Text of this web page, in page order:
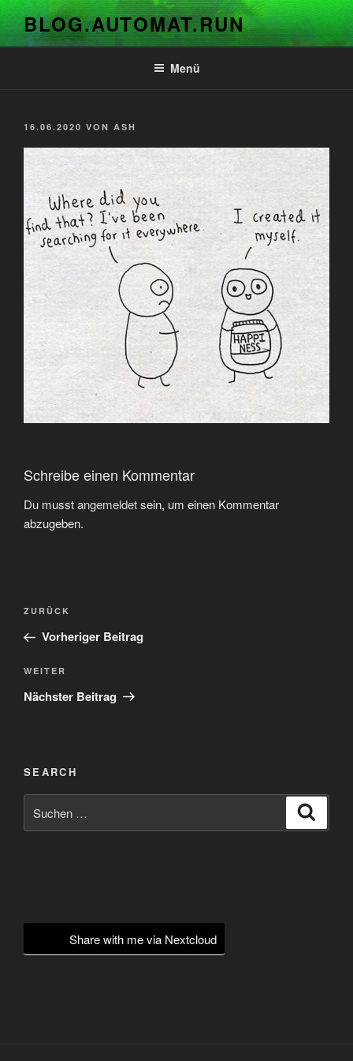
Zum
Inhalt
springen
BLOG.AUTOMAT.RUN
Menü
VERÖFFENTLICHT
16.06.2020 VON ASH
Schreibe einen Kommentar
Du musstangemeldetsein, um einen Kommentar
abzugeben.
Beitragsnavigation
Vorheriger
Beitrag
ZURÜCK
Vorheriger Beitrag
Nächster
Beitrag
WEITER
Nächster Beitrag
SEARCH
nach:
Share with me via Nextcloud